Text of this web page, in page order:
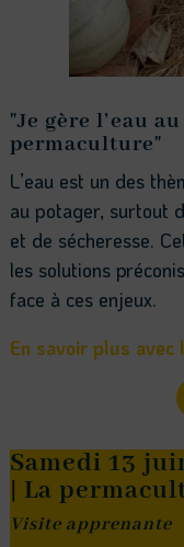
"Je gère l’eau
permaculture"
L’eau est un des
au potager, surtout
et de sécheresse.
les solutions
face à ces enjeux.
En savoir plus avec
Samedi 13
| La
Visite apprenante